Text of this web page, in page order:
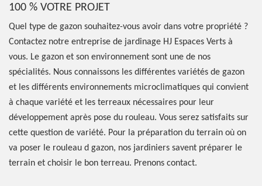
100 % VOTRE PROJET
Quel type de gazon souhaitez-vous avoir dans votre propriété ?
Contactez notre entreprise de jardinage HJ Espaces Verts à
vous. Le gazon et son environnement sont une de nos
spécialités. Nous connaissons les différentes variétés de gazon
et les différents environnements microclimatiques qui convient
à chaque variété et les terreaux nécessaires pour leur
développement après pose du rouleau. Vous serez satisfaits sur
cette question de variété. Pour la préparation du terrain où on
va poser le rouleau d gazon, nos jardiniers savent préparer le
terrain et choisir le bon terreau. Prenons contact.